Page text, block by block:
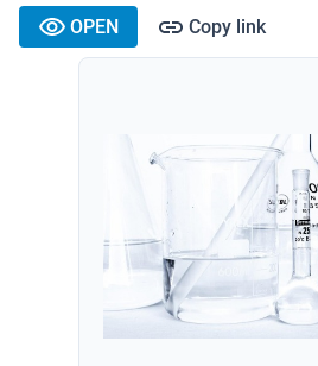
OPEN Copy link